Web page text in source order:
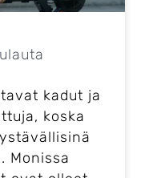
kadut ja
koska
Monissa